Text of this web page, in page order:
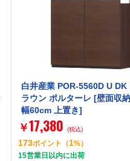
白井産業 POR-5560D U DK
ラウン ポルターレ [壁面収
幅60cm 上置き]
￥17,380 (税込)
173ポイント （1%）
15営業日以内に出荷